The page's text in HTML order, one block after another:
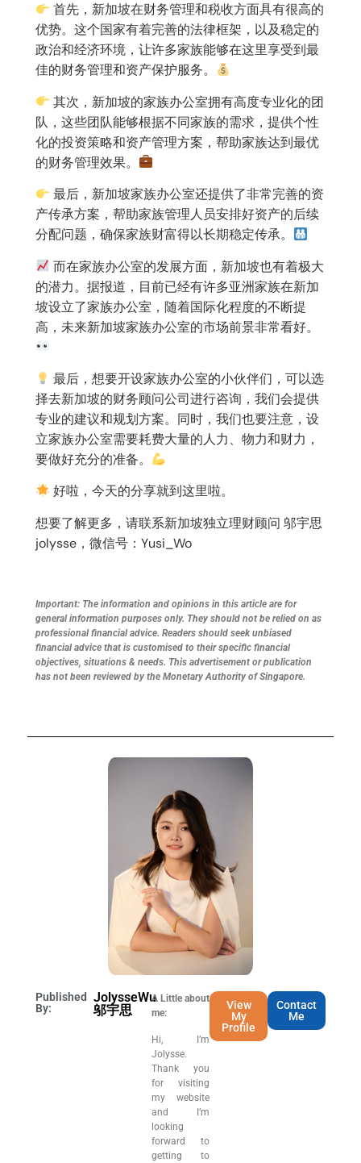
首先，新加坡在财务管理和税收方面具有很高的
优势。这个国家有着完善的法律框架，以及稳定的
政治和经济环境，让许多家族能够在这里享受到最
佳的财务管理和资产保护服务。
其次，新加坡的家族办公室拥有高度专业化的团
队，这些团队能够根据不同家族的需求，提供个性
化的投资策略和资产管理方案，帮助家族达到最优
的财务管理效果。
最后，新加坡家族办公室还提供了非常完善的资
产传承方案，帮助家族管理人员安排好资产的后续
分配问题，确保家族财富得以长期稳定传承。
而在家族办公室的发展方面，新加坡也有着极大
的潜力。据报道，目前已经有许多亚洲家族在新加
坡设立了家族办公室，随着国际化程度的不断提
高，未来新加坡家族办公室的市场前景非常看好。
最后，想要开设家族办公室的小伙伴们，可以选
择去新加坡的财务顾问公司进行咨询，我们会提供
专业的建议和规划方案。同时，我们也要注意，设
立家族办公室需要耗费大量的人力、物力和财力，
要做好充分的准备。
好啦，今天的分享就到这里啦。
想要了解更多，请联系新加坡独立理财顾问 邬宇思
jolysse，微信号：Yusi_Wo
Important: The information and opinions in this article are for
general information purposes only. They should not be relied on as
professional financial advice. Readers should seek unbiased
financial advice that is customised to their specific financial
objectives, situations & needs. This advertisement or publication
has not been reviewed by the Monetary Authority of Singapore.
Published
By:
JolysseWu
邬宇思
A Little about
me:
Hi, I’m
Jolysse.
Thank you
for visiting
my website
and I’m
looking
forward to
getting to
View
My
Profile
Contact
Me